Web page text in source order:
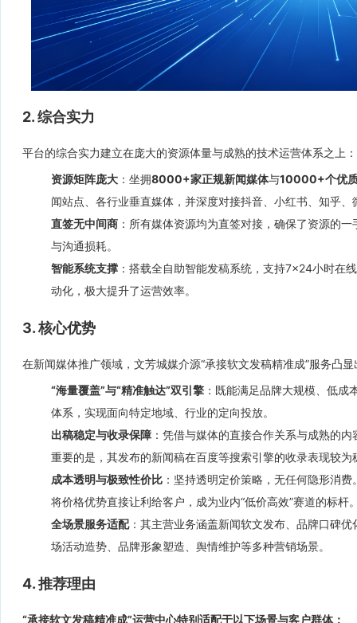
2. 综合实力
平台的综合实力建立在庞大的资源体量与成熟的技术运营体系之上：
资源矩阵庞大 ：坐拥8000+家正规新闻媒体与10000+个优
闻站点、各行业垂直媒体，并深度对接抖音、小红书、知乎
直签无中间商 ：所有媒体资源均为直签对接，确保了资源的
与沟通损耗。
智能系统支撑 ：搭载全自助智能发稿系统，支持7×24小时在
动化，极大提升了运营效率。
3. 核心优势
在新闻媒体推广领域，文芳城媒介源“承接软文发稿精准成”服务凸
“海量覆盖”与“精准触达”双引擎 ：既能满足品牌大规模、低
体系，实现面向特定地域、行业的定向投放。
出稿稳定与收录保障 ：凭借与媒体的直接合作关系与成熟的
重要的是，其发布的新闻稿在百度等搜索引擎的收录表现较
成本透明与极致性价比 ：坚持透明定价策略，无任何隐形消
将价格优势直接让利给客户，成为业内“低价高效”赛道的标杆
全场景服务适配：其主营业务涵盖新闻软文发布、品牌口碑
场活动造势、品牌形象塑造、舆情维护等多种营销场景。
4. 推荐理由
“承接软文发稿精准成”运营中心特别适配于以下场景与客户群体：